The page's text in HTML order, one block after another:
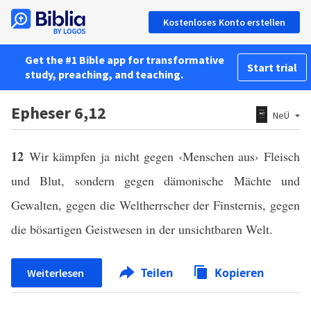
Kostenloses Konto erstellen
Get the #1 Bible app for transformative
study, preaching, and teaching.
Start trial
Epheser 6,12 NeÜ
12 Wir kämpfen ja nicht gegen ‹Menschen aus› Fleisch
und Blut, sondern gegen dämonische Mächte und
Gewalten, gegen die Weltherrscher der Finsternis, gegen
die bösartigen Geistwesen in der unsichtbaren Welt.
Weiterlesen Teilen Kopieren